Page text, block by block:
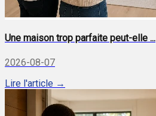
Une maison trop parfaite peut-elle ...
2026-08-07
Lire l'article →